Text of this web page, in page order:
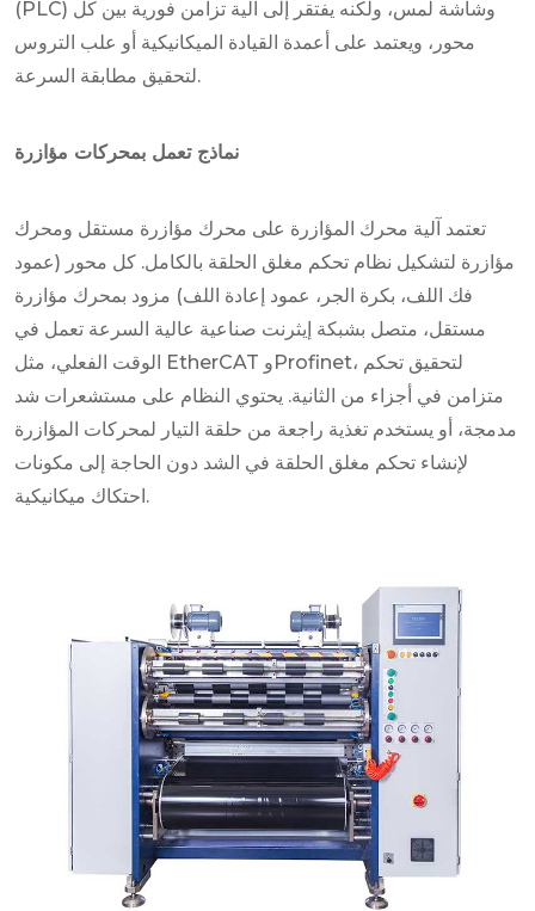
(PLC) وشاشة لمس، ولكنه يفتقر إلى آلية تزامن فورية بين كل
محور، ويعتمد على أعمدة القيادة الميكانيكية أو علب التروس
لتحقيق مطابقة السرعة.
نماذج تعمل بمحركات مؤازرة
تعتمد آلية محرك المؤازرة على محرك مؤازرة مستقل ومحرك
مؤازرة لتشكيل نظام تحكم مغلق الحلقة بالكامل. كل محور (عمود
فك اللف، بكرة الجر، عمود إعادة اللف) مزود بمحرك مؤازرة
مستقل، متصل بشبكة إيثرنت صناعية عالية السرعة تعمل في
الوقت الفعلي، مثل EtherCAT وProfinet، لتحقيق تحكم
متزامن في أجزاء من الثانية. يحتوي النظام على مستشعرات شد
مدمجة، أو يستخدم تغذية راجعة من حلقة التيار لمحركات المؤازرة
لإنشاء تحكم مغلق الحلقة في الشد دون الحاجة إلى مكونات
احتكاك ميكانيكية.